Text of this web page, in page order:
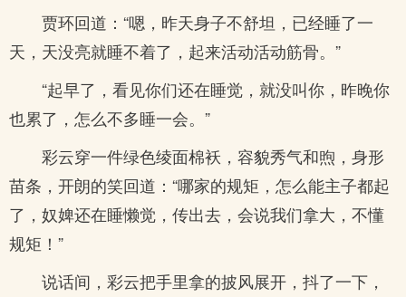
贾环回道：“嗯，昨天身子不舒坦，已经睡了一
天，天没亮就睡不着了，起来活动活动筋骨。”
“起早了，看见你们还在睡觉，就没叫你，昨晚你
也累了，怎么不多睡一会。”
彩云穿一件绿色绫面棉袄，容貌秀气和煦，身形
苗条，开朗的笑回道：“哪家的规矩，怎么能主子都起
了，奴婢还在睡懒觉，传出去，会说我们拿大，不懂
规矩！”
说话间，彩云把手里拿的披风展开，抖了一下，